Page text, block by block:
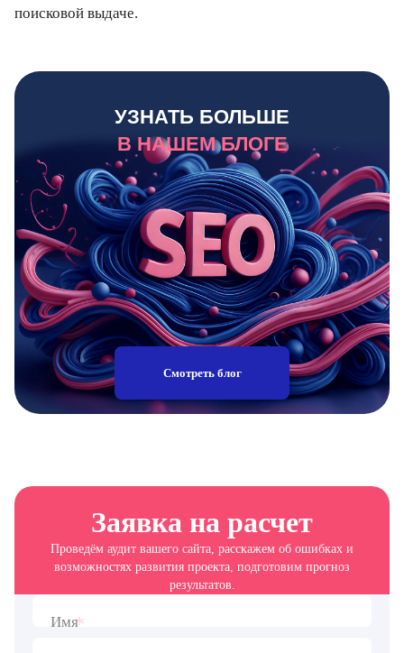
поисковой выдаче.
УЗНАТЬ БОЛЬШЕ
В НАШЕМ БЛОГЕ
Смотреть блог
Заявка на расчет
Проведём аудит вашего сайта, расскажем об ошибках и
возможностях развития проекта, подготовим прогноз
результатов.
Имя*